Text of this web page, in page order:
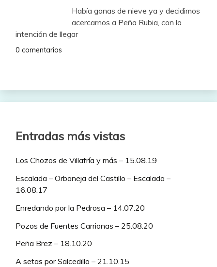
Había ganas de nieve ya y decidimos
acercarnos a Peña Rubia, con la
intención de llegar
0 comentarios
Entradas más vistas
Los Chozos de Villafría y más – 15.08.19
Escalada – Orbaneja del Castillo – Escalada –
16.08.17
Enredando por la Pedrosa – 14.07.20
Pozos de Fuentes Carrionas – 25.08.20
Peña Brez – 18.10.20
A setas por Salcedillo – 21.10.15